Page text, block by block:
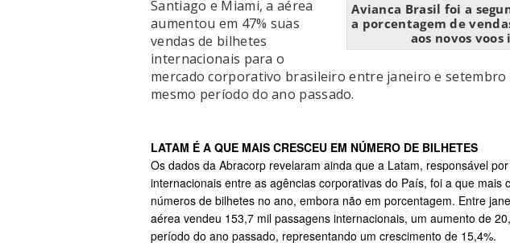
Avianca Brasil foi a
a porcentagem de
aos novos
Santiago e Miami, a aérea
aumentou em 47% suas
vendas de bilhetes
internacionais para o
mercado corporativo brasileiro entre janeiro e setembro
mesmo período do ano passado.
LATAM É A QUE MAIS CRESCEU EM NÚMERO DE BILHETES
Os dados da Abracorp revelaram ainda que a Latam, responsável
internacionais entre as agências corporativas do País, foi a que mais
números de bilhetes no ano, embora não em porcentagem. Entre
aérea vendeu 153,7 mil passagens internacionais, um aumento de
período do ano passado, representando um crescimento de 15,4%.